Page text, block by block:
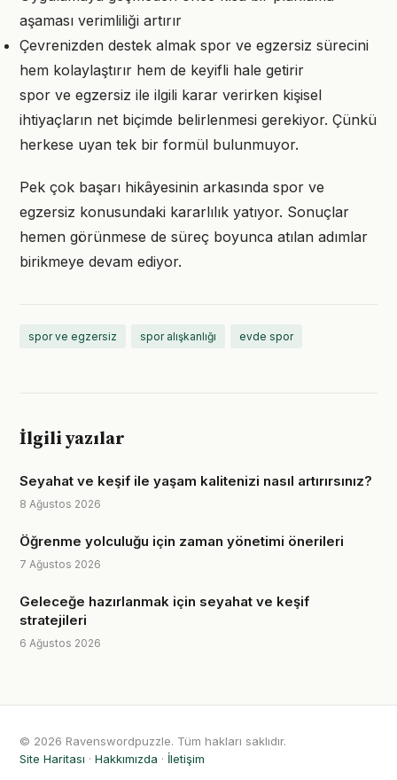
aşaması verimliliği artırır
Çevrenizden destek almak spor ve egzersiz sürecini
hem kolaylaştırır hem de keyifli hale getirir
spor ve egzersiz ile ilgili karar verirken kişisel
ihtiyaçların net biçimde belirlenmesi gerekiyor. Çünkü
herkese uyan tek bir formül bulunmuyor.
Pek çok başarı hikâyesinin arkasında spor ve
egzersiz konusundaki kararlılık yatıyor. Sonuçlar
hemen görünmese de süreç boyunca atılan adımlar
birikmeye devam ediyor.
spor ve egzersiz spor alışkanlığı evde spor
İlgili yazılar
Seyahat ve keşif ile yaşam kalitenizi nasıl artırırsınız?
8 Ağustos 2026
Öğrenme yolculuğu için zaman yönetimi önerileri
7 Ağustos 2026
Geleceğe hazırlanmak için seyahat ve keşif
stratejileri
6 Ağustos 2026
© 2026 Ravenswordpuzzle. Tüm hakları saklıdır.
Site Haritası · Hakkımızda · İletişim